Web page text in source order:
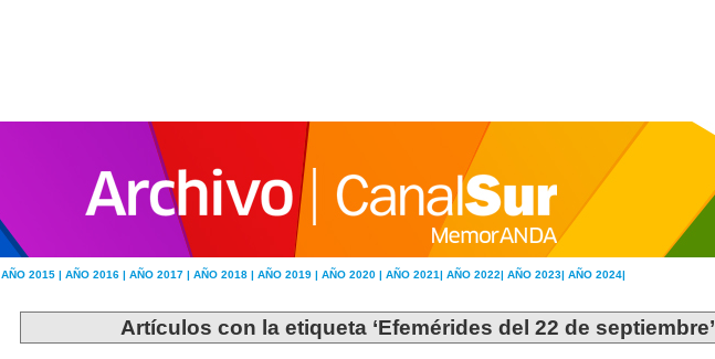
AÑO 2015 | AÑO 2016 | AÑO 2017 | AÑO 2018 | AÑO 2019 | AÑO 2020 | AÑO 2021| AÑO 2022| AÑO 2023| AÑO 2024|
Artículos con la etiqueta ‘Efemérides del 22 de septiembre’